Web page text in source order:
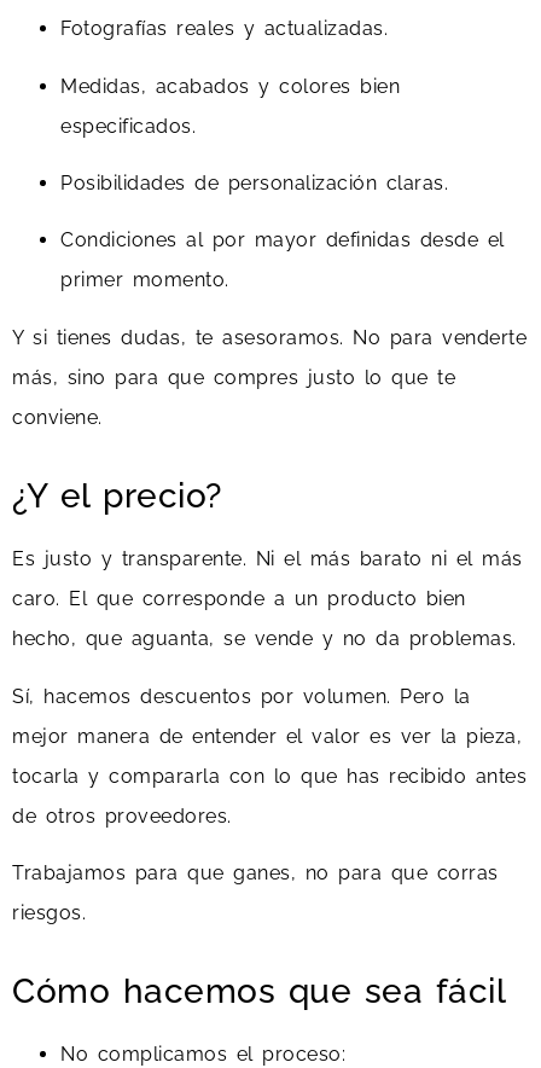
Fotografías reales y actualizadas.
Medidas, acabados y colores bien
especificados.
Posibilidades de personalización claras.
Condiciones al por mayor definidas desde el
primer momento.
Y si tienes dudas, te asesoramos. No para venderte
más, sino para que compres justo lo que te
conviene.
¿Y el precio?
Es justo y transparente. Ni el más barato ni el más
caro. El que corresponde a un producto bien
hecho, que aguanta, se vende y no da problemas.
Sí, hacemos descuentos por volumen. Pero la
mejor manera de entender el valor es ver la pieza,
tocarla y compararla con lo que has recibido antes
de otros proveedores.
Trabajamos para que ganes, no para que corras
riesgos.
Cómo hacemos que sea fácil
No complicamos el proceso: